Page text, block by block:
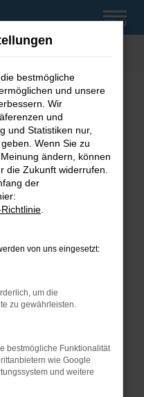
MENÜ
helfen können:
und deine
Beispiel deine
Seiten
Seite in einem
vorübergehende
bestmögliche
und unsere
Wir
und
und Statistiken nur,
Wenn Sie zu
ändern, können
die Zukunft widerrufen.
der
von uns eingesetzt:
um die
zu gewährleisten.
bestmögliche Funktionalität
wie Google
und weitere